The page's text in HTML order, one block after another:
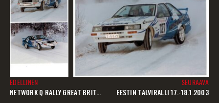
EDELLINEN
NETWORK Q RALLY GREAT BRITAIN 14.-17.11.2002
SEURAAVA
EESTIN TALVIRALLI 17.-18.1.2003